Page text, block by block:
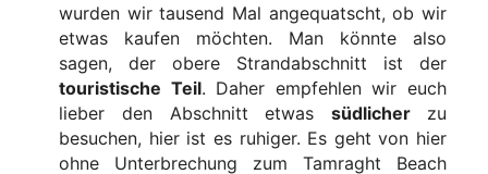
wurden wir tausend Mal angequatscht, ob wir
etwas kaufen möchten. Man könnte also
sagen, der obere Strandabschnitt ist der
touristische Teil. Daher empfehlen wir euch
lieber den Abschnitt etwassüdlicher zu
besuchen, hier ist es ruhiger. Es geht von hier
ohne Unterbrechung zum Tamraght Beach